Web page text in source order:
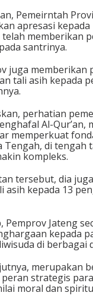
Pemeirntah
apresasi kepada
memberikan
santrinya.
juga memberikan
tali asih kepada
perhatian
Al-Qur’an,
memperkuat
Tengah, di tengah
kompleks.
tersebut, dia
asih kepada 13
Pemprov Jateng
kepada
di berbagai
merupakan
strategis
moral dan